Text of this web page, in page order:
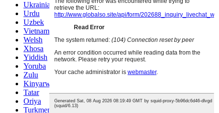
Ukrainian
Urdu
Uzbek
Vietnamese
Welsh
Xhosa
Yiddish
Yoruba
Zulu
Kinyarwanda
Tatar
Oriya
Turkmen